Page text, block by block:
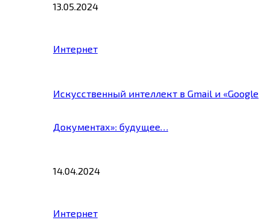
13.05.2024
Интернет
Искусственный интеллект в Gmail и «Google
Документах»: будущее…
14.04.2024
Интернет